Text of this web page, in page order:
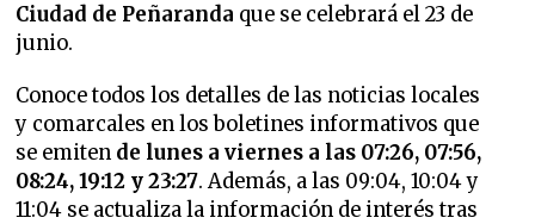
Ciudad de Peñaranda que se celebrará el 23 de
junio.
Conoce todos los detalles de las noticias locales
y comarcales en los boletines informativos que
se emiten de lunes a viernes a las 07:26, 07:56,
08:24, 19:12 y 23:27. Además, a las 09:04, 10:04 y
11:04 se actualiza la información de interés tras